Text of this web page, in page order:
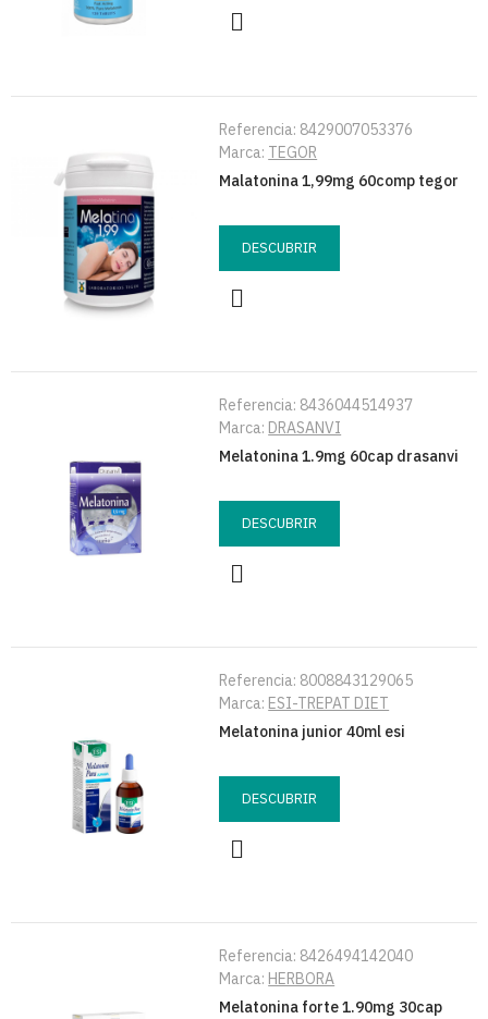
Referencia: 8429007053376
Marca: TEGOR
Malatonina 1,99mg 60comp tegor
DESCUBRIR
Referencia: 8436044514937
Marca: DRASANVI
Melatonina 1.9mg 60cap drasanvi
DESCUBRIR
Referencia: 8008843129065
Marca: ESI-TREPAT DIET
Melatonina junior 40ml esi
DESCUBRIR
Referencia: 8426494142040
Marca: HERBORA
Melatonina forte 1.90mg 30cap